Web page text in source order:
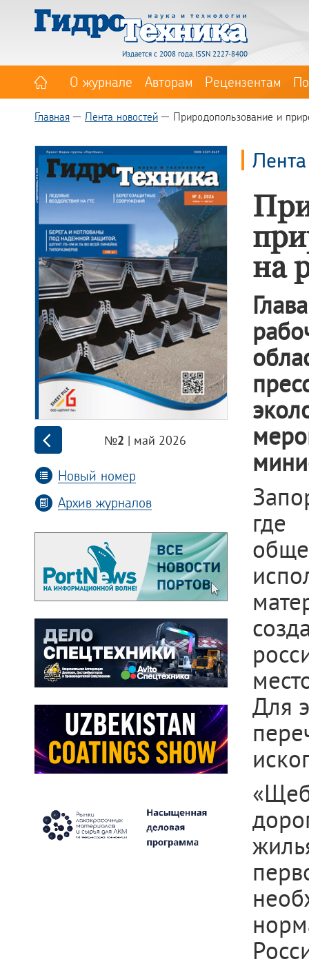
Издается с 2008 года. ISSN 2227-8400
О журнале Авторам Рецензентам
Главная Лента новостей Природопользование и
№2 | май 2026
Новый номер
Архив журналов
на
Для